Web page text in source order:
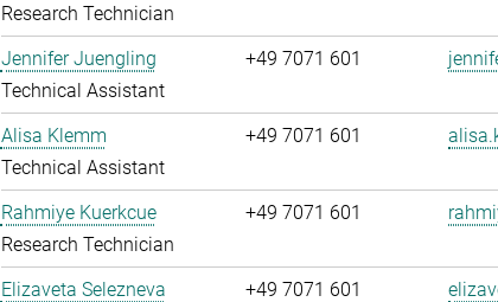
Research Technician
Jennifer Juengling
Technical Assistant
+49 7071 601
Alisa Klemm
Technical Assistant
+49 7071 601
Rahmiye Kuerkcue
Research Technician
+49 7071 601
Elizaveta Selezneva
+49 7071 601